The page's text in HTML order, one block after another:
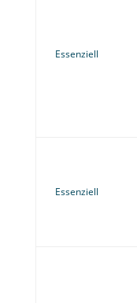
Essenziell
Essenziell